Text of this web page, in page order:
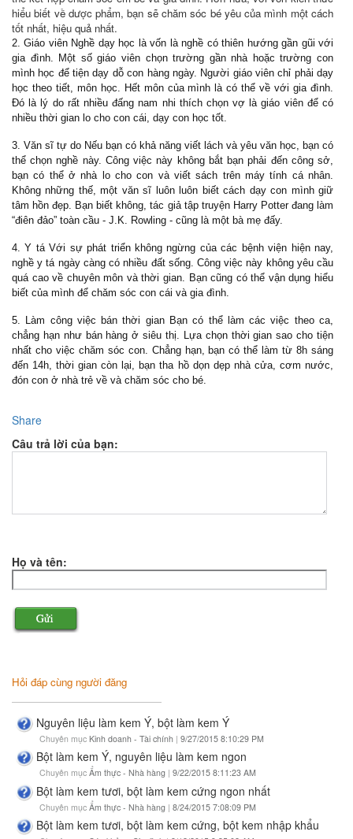
hiểu biết về dược phẩm, bạn sẽ chăm sóc bé yêu của mình một cách
tốt nhất, hiệu quả nhất.
2. Giáo viên Nghề dạy học là vốn là nghề có thiên hướng gần gũi với
gia đình. Một số giáo viên chọn trường gần nhà hoặc trường con
mình học để tiện dạy dỗ con hàng ngày. Người giáo viên chỉ phải dạy
học theo tiết, môn học. Hết môn của mình là có thể về với gia đình.
Đó là lý do rất nhiều đấng nam nhi thích chọn vợ là giáo viên để có
nhiều thời gian lo cho con cái, dạy con học tốt.
3. Văn sĩ tự do Nếu bạn có khả năng viết lách và yêu văn học, bạn có
thể chọn nghề này. Công việc này không bắt bạn phải đến công sở,
bạn có thể ở nhà lo cho con và viết sách trên máy tính cá nhân.
Không những thế, một văn sĩ luôn luôn biết cách dạy con mình giữ
tâm hồn đẹp. Bạn biết không, tác giả tập truyện Harry Potter đang làm
“điên đảo” toàn cầu - J.K. Rowling - cũng là một bà mẹ đấy.
4. Y tá Với sự phát triển không ngừng của các bệnh viện hiện nay,
nghề y tá ngày càng có nhiều đất sống. Công việc này không yêu cầu
quá cao về chuyên môn và thời gian. Bạn cũng có thể vận dụng hiểu
biết của mình để chăm sóc con cái và gia đình.
5. Làm công việc bán thời gian Bạn có thể làm các việc theo ca,
chẳng hạn như bán hàng ở siêu thị. Lựa chọn thời gian sao cho tiện
nhất cho việc chăm sóc con. Chẳng hạn, bạn có thể làm từ 8h sáng
đến 14h, thời gian còn lại, bạn tha hồ dọn dẹp nhà cửa, cơm nước,
đón con ở nhà trẻ về và chăm sóc cho bé.
Share
Câu trả lời của bạn:
Họ và tên:
Hỏi đáp cùng người đăng
Nguyên liệu làm kem Ý, bột làm kem Ý
Chuyên mục Kinh doanh - Tài chính | 9/27/2015 8:10:29 PM
Bột làm kem Ý, nguyên liệu làm kem ngon
Chuyên mục Ẩm thực - Nhà hàng | 9/22/2015 8:11:23 AM
Bột làm kem tươi, bột làm kem cứng ngon nhất
Chuyên mục Ẩm thực - Nhà hàng | 8/24/2015 7:08:09 PM
Bột làm kem tươi, bột làm kem cứng, bột kem nhập khẩu